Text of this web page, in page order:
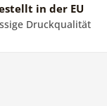
in der EU
Druckqualität